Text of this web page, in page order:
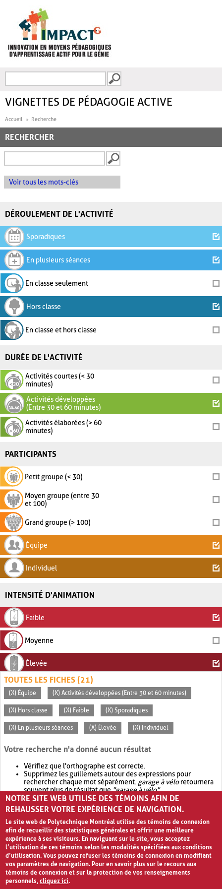
FORMULAIRE DE
VIGNETTES DE PÉDAGOGIE ACTIVE
Accueil Recherche
RECHERCHER
Voir tous les mots-clés
DÉROULEMENT DE L'ACTIVITÉ
Sporadiques
En plusieurs séances
En classe seulement
Hors classe
En classe et hors classe
DURÉE DE L'ACTIVITÉ
Activités courtes (< 30
minutes)
Activités développées
(Entre 30 et 60 minutes)
Activités élaborées (> 60
minutes)
PARTICIPANTS
Petit groupe (< 30)
Moyen groupe (entre 30
et 100)
Grand groupe (> 100)
Équipe
Individuel
INTENSITÉ D'ANIMATION
Faible
Moyenne
Élevée
TOUTES LES FICHES (21)
(X) Équipe (X) Activités développées (Entre 30 et 60 minutes)
(X) Hors classe (X) Faible (X) Sporadiques
(X) En plusieurs séances (X) Élevée (X) Individuel
Votre recherche n'a donné aucun résultat
Vérifiez que l'orthographe est correcte.
Supprimez les guillemets autour des expressions pour
rechercher chaque mot séparément. garage à véloretournera
souvent plus de résultat que"garage à vélo".
Envisagez d'élargir votre recherche avec OR.garage OR vélo
retournera souvent plus de résultat quegarage à vélo
NOTRE SITE WEB UTILISE DES TÉMOINS AFIN DE
REHAUSSER VOTRE EXPÉRIENCE DE NAVIGATION.
Le site web de Polytechnique Montréal utilise des témoins de connexion
afin de recueillir des statistiques générales et offrir une meilleure
expérience à ses visiteurs. En naviguant sur le site, vous acceptez
l’utilisation de ces témoins selon les modalités spécifiées aux conditions
d’utilisation. Vous pouvez refuser les témoins de connexion en modifiant
vos paramètres de navigation. Pour en savoir plus sur le recours aux
témoins de connexion et sur la protection de vos renseignements
personnels,cliquez ici.